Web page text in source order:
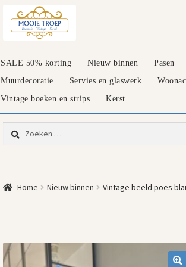
door
naar
SALE 50% korting Nieuw binnen
Pasen
Muurdecoratie
Servies en glaswerk
Vintage boeken en strips
Kerst
Zoeken
naar:
Home Nieuw binnen Vintage beeld poes